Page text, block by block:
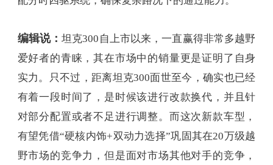
编辑说：坦克300自上市以来，一直赢得非常多越野
爱好者的青睐，其在市场中的销量更是证明了自身
实力。只不过，距离坦克300面世至今，确实也已经
有着一段时间了，是时候该进行改款换代，并且针
对部分配置或者不足进行调整。而这次新款车型，
有望凭借“硬核内饰+双动力选择”巩固其在20万级越
野市场的竞争力，但是面对市场其他对手的竞争，